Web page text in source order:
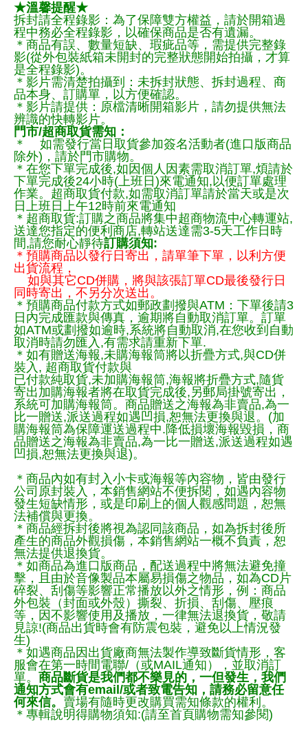
★溫馨提醒★
拆封請全程錄影：為了保障雙方權益，請於開箱過
程中務必全程錄影，以確保商品是否有遺漏。
＊商品有誤、數量短缺、瑕疵品等，需提供完整錄
影(從外包裝紙箱未開封的完整狀態開始拍攝，才算
是全程錄影)。
＊影片需清楚拍攝到：未拆封狀態、拆封過程、商
品本身、訂購單，以方便確認。
＊影片請提供：原檔清晰開箱影片，請勿提供無法
辨識的快轉影片。
門市/超商取貨需知：
＊ 如需發行當日取貨參加簽名活動者(進口版商品
除外)，請於門市購物。
＊在您下單完成後,如因個人因素需取消訂單,煩請於
下單完成後24小時(上班日)來電通知,以便訂單處理
作業。超商取貨付款,如需取消訂單請於當天或是次
日上班日上午12時前來電通知
＊超商取貨:訂購之商品將集中超商物流中心轉運站,
送達您指定的便利商店,轉站送達需3-5天工作日時
間,請您耐心靜待訂購須知:
＊預購商品以發行日寄出，請單筆下單，以利方便
出貨流程，
如與其它CD併購，將與該張訂單CD最後發行日
同時寄出，不另分次送出。
＊預購商品付款方式如郵政劃撥與ATM：下單後請3
日內完成匯款與傳真，逾期將自動取消訂單。訂單
如ATM或劃撥如逾時,系統將自動取消,在您收到自動
取消時請勿匯入,有需求請重新下單.
＊如有贈送海報,未購海報筒將以折疊方式,與CD併
裝入, 超商取貨付款與
已付款純取貨,未加購海報筒,海報將折疊方式,隨貨
寄出加購海報者將在取貨完成後,另郵局掛號寄出，
系統可加購海報筒。商品贈送之海報為非賣品,為一
比一贈送,派送過程如遇凹損,恕無法更換與退。(加
購海報筒為保障運送過程中.降低損壞海報毀損，商
品贈送之海報為非賣品,為一比一贈送,派送過程如遇
凹損,恕無法更換與退)。
＊商品內如有封入小卡或海報等內容物，皆由發行
公司原封裝入，本銷售網站不便拆閱，如遇內容物
發生短缺情形，或是印刷上的個人觀感問題，恕無
法補償與更換。
＊商品經拆封後將視為認同該商品，如為拆封後所
產生的商品外觀損傷，本銷售網站一概不負責，恕
無法提供退換貨。
＊如商品為進口版商品，配送過程中將無法避免撞
擊，且由於音像製品本屬易損傷之物品，如為CD片
碎裂、刮傷等影響正常播放以外之情形，例：商品
外包裝（封面或外殼）撕裂、折損、刮傷、壓痕
等，因不影響使用及播放，一律無法退換貨，敬請
見諒!(商品出貨時會有防震包裝，避免以上情況發
生)
＊如遇商品因出貨廠商無法製作導致斷貨情形，客
服會在第一時間電聯/（或MAIL通知），並取消訂
單。 商品斷貨是我們都不樂見的，一但發生，我們
通知方式會有email/或者致電告知，請務必留意任
何來信。 賣場有隨時更改購買需知條款的權利。
＊專輯說明得購物須知:(請至首頁購物需知參閱)